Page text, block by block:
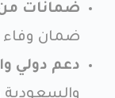
ضمانات
ضمان
دعم دولي